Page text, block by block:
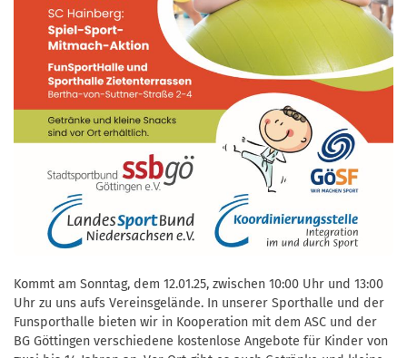
Kommt am Sonntag, dem 12.01.25, zwischen 10:00 Uhr und 13:00
Uhr zu uns aufs Vereinsgelände. In unserer Sporthalle und der
Funsporthalle bieten wir in Kooperation mit dem ASC und der
BG Göttingen verschiedene kostenlose Angebote für Kinder von